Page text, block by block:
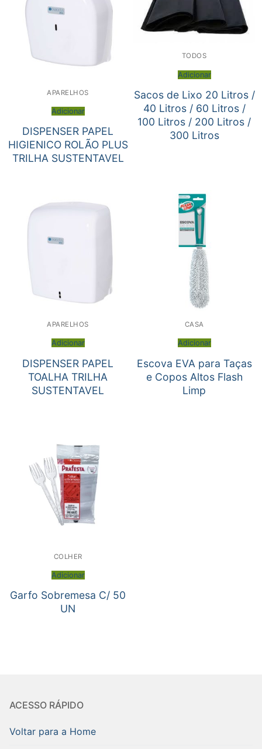
APARELHOS
Adicionar
DISPENSER PAPEL
HIGIENICO ROLÃO PLUS
TRILHA SUSTENTAVEL
TODOS
Adicionar
Sacos de Lixo 20 Litros /
40 Litros / 60 Litros /
100 Litros / 200 Litros /
300 Litros
APARELHOS
Adicionar
DISPENSER PAPEL
TOALHA TRILHA
SUSTENTAVEL
CASA
Adicionar
Escova EVA para Taças
e Copos Altos Flash
Limp
COLHER
Adicionar
Garfo Sobremesa C/ 50
UN
ACESSO RÁPIDO
Voltar para a Home